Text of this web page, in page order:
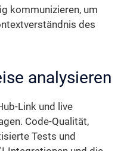
kommunizieren, um
des
analysieren
Link und live
Code-Qualität,
Tests und